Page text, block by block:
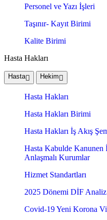
Personel ve Yazı İşleri
Taşınır- Kayıt Birimi
Kalite Birimi
Hasta Hakları
Hasta Hekim
Hasta Hakları
Hasta Hakları Birimi
Hasta Hakları İş Akış
Hasta Kabulde Kanunen
Anlaşmalı Kurumlar
Hizmet Standartları
2025 Dönemi DİF Analiz
Covid-19 Yeni Korona